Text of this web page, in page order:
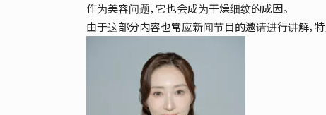
作为美容问题，它也会成为干燥细纹的成因。
由于这部分内容也常应新闻节目的邀请进行讲解，